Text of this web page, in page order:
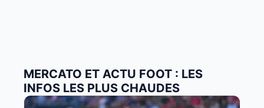
MERCATO ET ACTU FOOT : LES
INFOS LES PLUS CHAUDES